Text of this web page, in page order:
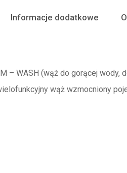
Informacje dodatkowe
– WASH (wąż do gorącej wody,
wąż wzmocniony